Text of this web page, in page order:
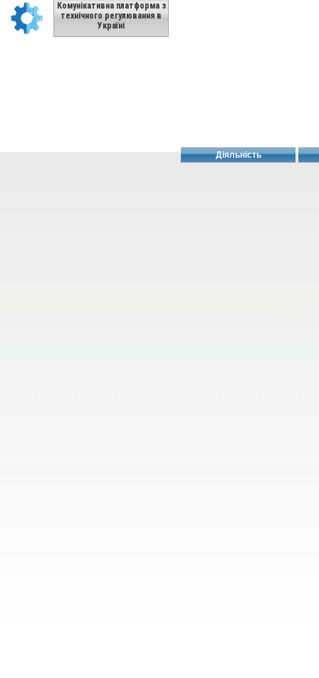
Комунікативна платформа з
технічного регулювання в
Україні
Діяльність